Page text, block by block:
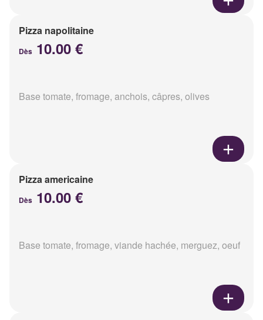
Pizza napolitaine
Dès 10.00 €
Base tomate, fromage, anchois, câpres, olives
Pizza americaine
Dès 10.00 €
Base tomate, fromage, viande hachée, merguez, oeuf